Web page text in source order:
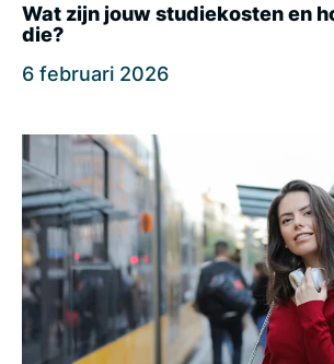
Wat zijn jouw studiekosten en
die?
6 februari 2026